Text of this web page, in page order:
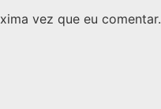
vez que eu comentar.